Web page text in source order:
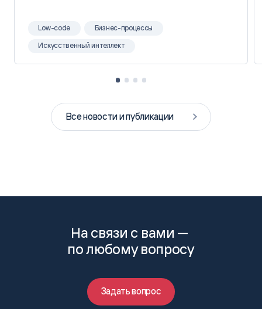
Low-code Бизнес-процессы
Искусственный интеллект
Все новости и публикации
На связи с вами —
по любому вопросу
Задать вопрос